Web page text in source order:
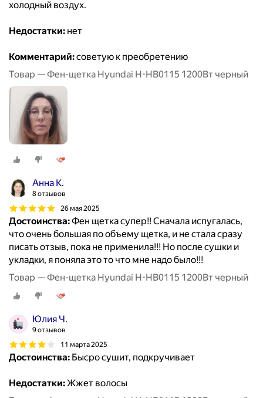
холодный воздух.
Недостатки: нет
Комментарий:советую к преобретению
Товар — Фен-щетка Hyundai H-HB0115 1200Вт черный
Анна К.
8 отзывов
26 мая 2025
Достоинства:Фен щетка супер!! Сначала испугалась,
что очень большая по объему щетка, и не стала сразу
писать отзыв, пока не применила!!! Но после сушки и
укладки, я поняла это то что мне надо было!!!
Товар — Фен-щетка Hyundai H-HB0115 1200Вт черный
Юлия Ч.
9 отзывов
11 марта 2025
Достоинства: Бысро сушит, подкручивает
Недостатки:Жжет волосы